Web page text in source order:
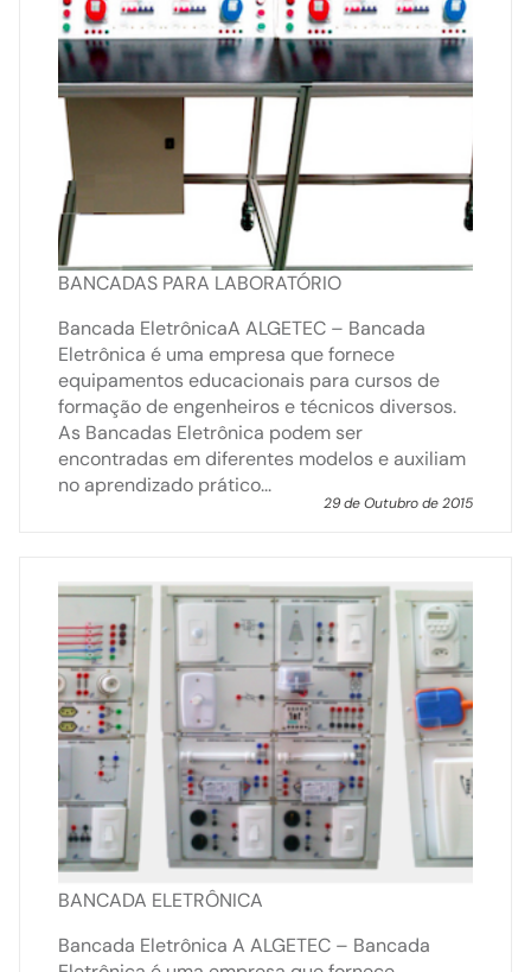
BANCADAS PARA LABORATÓRIO
Bancada EletrônicaA ALGETEC – Bancada
Eletrônica é uma empresa que fornece
equipamentos educacionais para cursos de
formação de engenheiros e técnicos diversos.
As Bancadas Eletrônica podem ser
encontradas em diferentes modelos e auxiliam
no aprendizado prático...
29 de Outubro de 2015
BANCADA ELETRÔNICA
Bancada Eletrônica A ALGETEC – Bancada